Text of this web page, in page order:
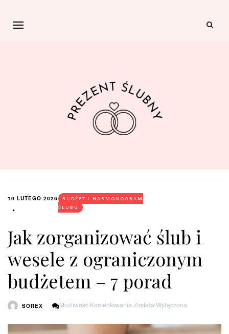
10 LUTEGO 2026
BUDŻET I HARMONOGRAM
ŚLUBU
Jak zorganizować ślub i
wesele z ograniczonym
budżetem – 7 porad
SOREX Możliwość Komentowania Jak
Ślub
Została Wyłączona